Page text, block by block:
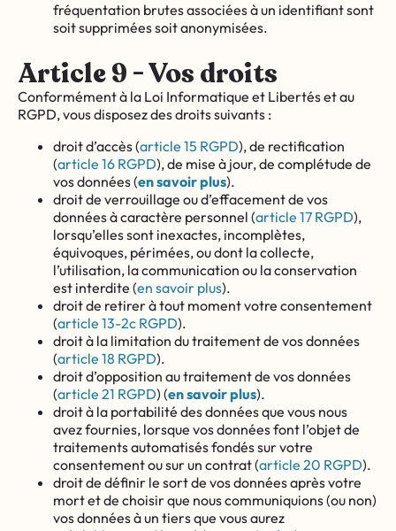
fréquentation brutes associées à un identifiant sont
soit supprimées soit anonymisées.
Article 9 - Vos droits
Conformément à la Loi Informatique et Libertés et au
RGPD, vous disposez des droits suivants :
droit d’accès (article 15 RGPD), de rectification
(article 16 RGPD), de mise à jour, de complétude de
vos données (en savoir plus).
droit de verrouillage ou d’effacement de vos
données à caractère personnel (article 17 RGPD),
lorsqu’elles sont inexactes, incomplètes,
équivoques, périmées, ou dont la collecte,
l’utilisation, la communication ou la conservation
est interdite (en savoir plus).
droit de retirer à tout moment votre consentement
(article 13-2c RGPD).
droit à la limitation du traitement de vos données
(article 18 RGPD).
droit d’opposition au traitement de vos données
(article 21 RGPD) (en savoir plus).
droit à la portabilité des données que vous nous
avez fournies, lorsque vos données font l’objet de
traitements automatisés fondés sur votre
consentement ou sur un contrat (article 20 RGPD).
droit de définir le sort de vos données après votre
mort et de choisir que nous communiquions (ou non)
vos données à un tiers que vous aurez